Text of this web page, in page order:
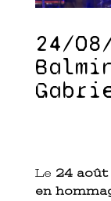
24/
Le 24 août
en